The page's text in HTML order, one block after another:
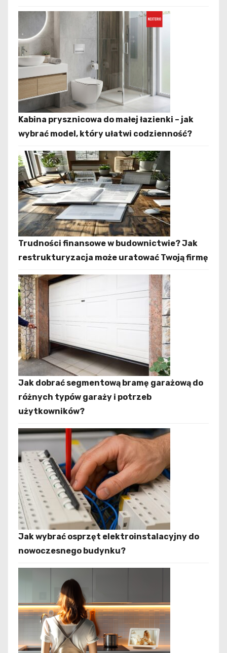
Kabina prysznicowa do małej łazienki – jak
wybrać model, który ułatwi codzienność?
Trudności finansowe w budownictwie? Jak
restrukturyzacja może uratować Twoją firmę
Jak dobrać segmentową bramę garażową do
różnych typów garaży i potrzeb
użytkowników?
Jak wybrać osprzęt elektroinstalacyjny do
nowoczesnego budynku?